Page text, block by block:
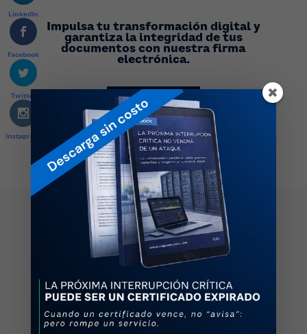
Impulsa tu transformación digital y
garantiza la integridad de tus
documentos con nuestra firma
electrónica.
Conoce más
LinkedIn
Facebook
Twitter
Instagram